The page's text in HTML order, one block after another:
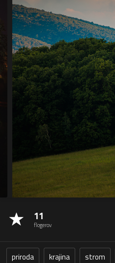
11
flogerov
priroda krajina strom